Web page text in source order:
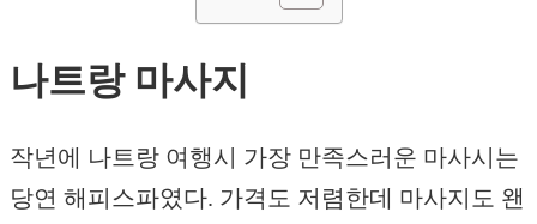
나트랑 마사지
작년에 나트랑 여행시 가장 만족스러운 마사시는
당연 해피스파였다. 가격도 저렴한데 마사지도 왠